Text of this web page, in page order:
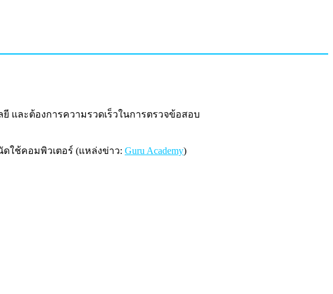
และต้องการความรวดเร็วในการตรวจข้อสอบ
ใช้คอมพิวเตอร์ (แหล่งข่าว: Guru Academy)